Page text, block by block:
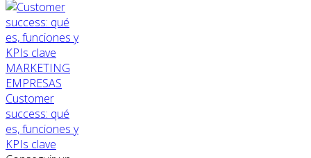
MARKETING
EMPRESAS
Customer
success: qué
es, funciones y
KPIs clave